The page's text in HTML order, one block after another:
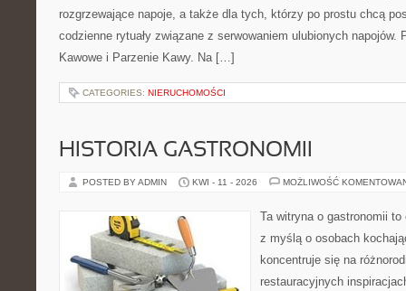
rozgrzewające napoje, a także dla tych, którzy po prostu chcą
codzienne rytuały związane z serwowaniem ulubionych napojów.
Kawowe i Parzenie Kawy. Na […]
CATEGORIES: NIERUCHOMOŚCI
HISTORIA GASTRONOMII
POSTED BY ADMIN KWI - 11 - 2026 MOŻLIWOŚĆ
Ta witryna o gastronomii
z myślą o osobach
koncentruje się na
restauracyjnych